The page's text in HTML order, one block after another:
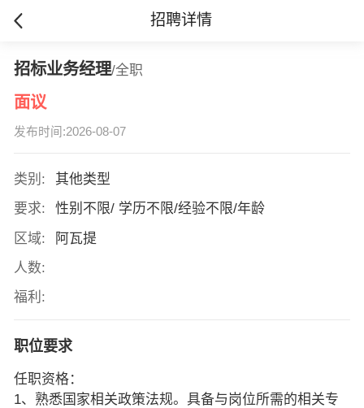
招聘详情
招标业务经理/全职
面议
发布时间:2026-08-07
类别:
其他类型
要求:
性别不限/ 学历不限/经验不限/年龄
区域:
阿瓦提
人数:
福利:
职位要求
任职资格：
1、熟悉国家相关政策法规。具备与岗位所需的相关专